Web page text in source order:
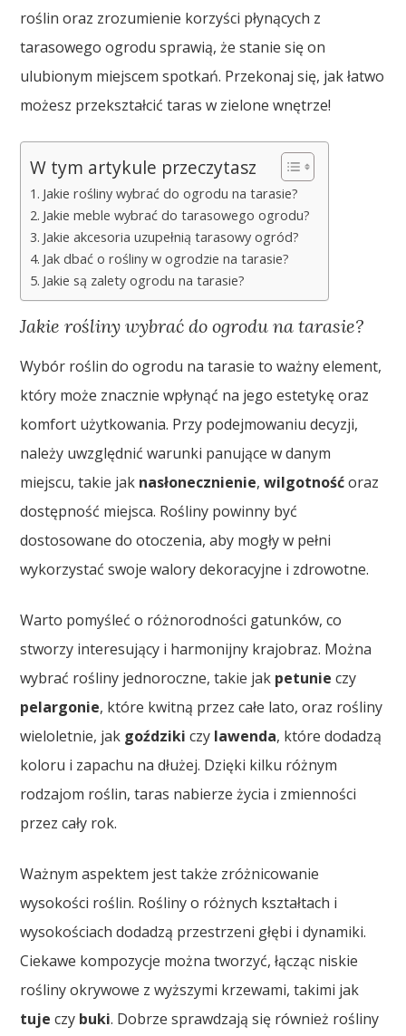
roślin oraz zrozumienie korzyści płynących z
tarasowego ogrodu sprawią, że stanie się on
ulubionym miejscem spotkań. Przekonaj się, jak łatwo
możesz przekształcić taras w zielone wnętrze!
W tym artykule przeczytasz
Jakie rośliny wybrać do ogrodu na tarasie?
Jakie meble wybrać do tarasowego ogrodu?
Jakie akcesoria uzupełnią tarasowy ogród?
Jak dbać o rośliny w ogrodzie na tarasie?
Jakie są zalety ogrodu na tarasie?
Jakie rośliny wybrać do ogrodu na tarasie?
Wybór roślin do ogrodu na tarasie to ważny element,
który może znacznie wpłynąć na jego estetykę oraz
komfort użytkowania. Przy podejmowaniu decyzji,
należy uwzględnić warunki panujące w danym
miejscu, takie jak nasłonecznienie,wilgotnośćoraz
dostępność miejsca. Rośliny powinny być
dostosowane do otoczenia, aby mogły w pełni
wykorzystać swoje walory dekoracyjne i zdrowotne.
Warto pomyśleć o różnorodności gatunków, co
stworzy interesujący i harmonijny krajobraz. Można
wybrać rośliny jednoroczne, takie jak petunie czy
pelargonie, które kwitną przez całe lato, oraz rośliny
wieloletnie, jak goździki czy lawenda, które dodadzą
koloru i zapachu na dłużej. Dzięki kilku różnym
rodzajom roślin, taras nabierze życia i zmienności
przez cały rok.
Ważnym aspektem jest także zróżnicowanie
wysokości roślin. Rośliny o różnych kształtach i
wysokościach dodadzą przestrzeni głębi i dynamiki.
Ciekawe kompozycje można tworzyć, łącząc niskie
rośliny okrywowe z wyższymi krzewami, takimi jak
tuje czy buki. Dobrze sprawdzają się również rośliny